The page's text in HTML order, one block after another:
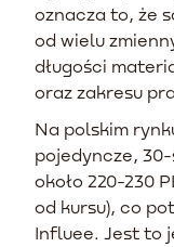
oznacza to, że
od wielu
długości
oraz zakresu
Na polskim
pojedyncze,
około 220-230
od kursu), co
Influee. Jest to